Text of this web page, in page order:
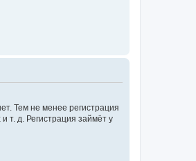
Тем не менее регистрация
т. д. Регистрация займёт у